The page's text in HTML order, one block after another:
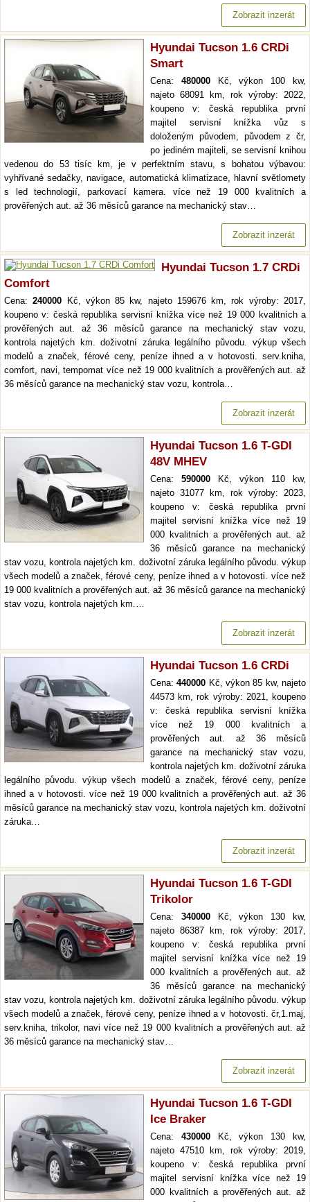
Zobrazit inzerát
Hyundai Tucson 1.6 CRDi
Smart
Cena: 480000Kč, výkon 100 kw,
najeto 68091 km, rok výroby: 2022,
koupeno v: česká republika první
majitel servisní knížka vůz s
doloženým původem, původem z čr,
po jediném majiteli, se servisní knihou
vedenou do 53 tisíc km, je v perfektním stavu, s bohatou výbavou:
vyhřívané sedačky, navigace, automatická klimatizace, hlavní světlomety
s led technologií, parkovací kamera. více než 19 000 kvalitních a
prověřených aut. až 36 měsíců garance na mechanický stav…
Zobrazit inzerát
Hyundai Tucson 1.7 CRDi
Comfort
Cena:240000 Kč, výkon 85 kw, najeto 159676 km, rok výroby: 2017,
koupeno v: česká republika servisní knížka více než 19 000 kvalitních a
prověřených aut. až 36 měsíců garance na mechanický stav vozu,
kontrola najetých km. doživotní záruka legálního původu. výkup všech
modelů a značek, férové ceny, peníze ihned a v hotovosti. serv.kniha,
comfort, navi, tempomat více než 19 000 kvalitních a prověřených aut. až
36 měsíců garance na mechanický stav vozu, kontrola…
Zobrazit inzerát
Hyundai Tucson 1.6 T-GDI
48V MHEV
Cena: 590000 Kč, výkon 110 kw,
najeto 31077 km, rok výroby: 2023,
koupeno v: česká republika první
majitel servisní knížka více než 19
000 kvalitních a prověřených aut. až
36 měsíců garance na mechanický
stav vozu, kontrola najetých km. doživotní záruka legálního původu. výkup
všech modelů a značek, férové ceny, peníze ihned a v hotovosti. více než
19 000 kvalitních a prověřených aut. až 36 měsíců garance na mechanický
stav vozu, kontrola najetých km.…
Zobrazit inzerát
Hyundai Tucson 1.6 CRDi
Cena:440000 Kč, výkon 85 kw, najeto
44573 km, rok výroby: 2021, koupeno
v: česká republika servisní knížka
více než 19 000 kvalitních a
prověřených aut. až 36 měsíců
garance na mechanický stav vozu,
kontrola najetých km. doživotní záruka
legálního původu. výkup všech modelů a značek, férové ceny, peníze
ihned a v hotovosti. více než 19 000 kvalitních a prověřených aut. až 36
měsíců garance na mechanický stav vozu, kontrola najetých km. doživotní
záruka…
Zobrazit inzerát
Hyundai Tucson 1.6 T-GDI
Trikolor
Cena: 340000Kč, výkon 130 kw,
najeto 86387 km, rok výroby: 2017,
koupeno v: česká republika první
majitel servisní knížka více než 19
000 kvalitních a prověřených aut. až
36 měsíců garance na mechanický
stav vozu, kontrola najetých km. doživotní záruka legálního původu. výkup
všech modelů a značek, férové ceny, peníze ihned a v hotovosti. čr,1.maj,
serv.kniha, trikolor, navi více než 19 000 kvalitních a prověřených aut. až
36 měsíců garance na mechanický stav…
Zobrazit inzerát
Hyundai Tucson 1.6 T-GDI
Ice Braker
Cena: 430000Kč, výkon 130 kw,
najeto 47510 km, rok výroby: 2019,
koupeno v: česká republika první
majitel servisní knížka více než 19
000 kvalitních a prověřených aut. až